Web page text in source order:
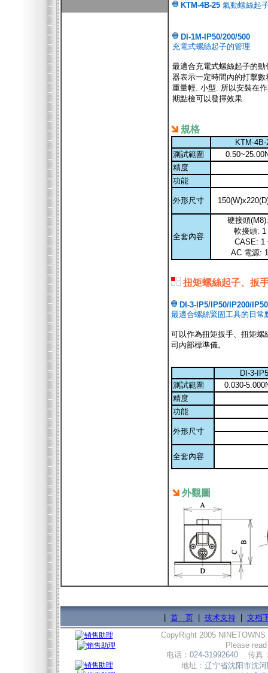
KTM-4B-25 氣動螺絲起
DI-1M-IP50/200/500
充電式螺絲起子的管理
最適合充電式螺絲起子的
器表示一定時間內的打擊
重量輕. 小型. 所以安裝在
期點檢可以發揮效果.
規格
KTM-4B-
測試範圍
精度
功能
外形尺寸
全套內容
硬接頭
軟接頭: 1
CASE: 1
AC 電源:
扭矩螺絲起子、扳
DI-3-IP5/IP50/IP200/
最適合螺絲緊固工具的日常
可以作為扭矩扳手、扭矩螺
司內部標準儀。
DI-3-IP5
測試範圍
0.030-
精度
功能
外形尺寸
全套內容
外觀圖
首 页| 技术支持| 文档
CopyRight 2005 NINETOWNS
Please
电话： 024-31992640 传真
地址： 辽宁省沈阳市沈